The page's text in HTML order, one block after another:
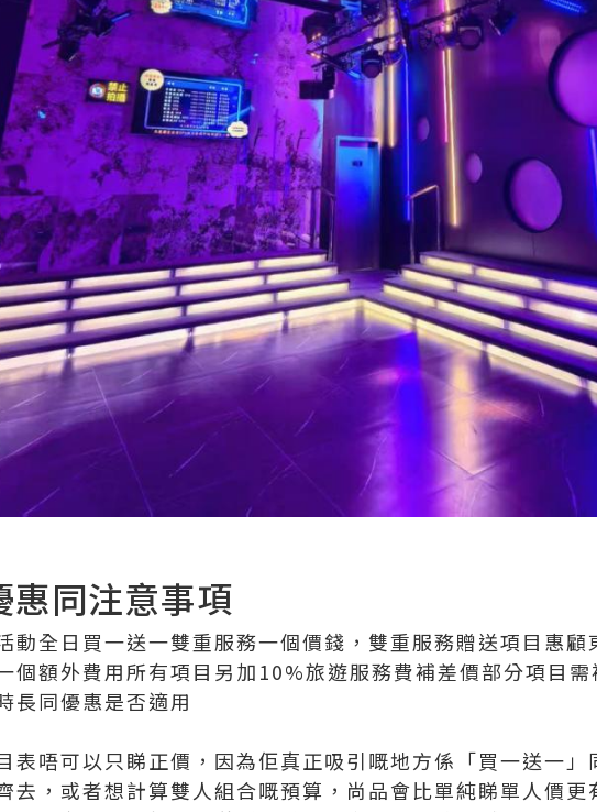
惠同注意事項
動全日買一送一雙重服務一個價錢，雙重服務贈送項目惠顧
個額外費用所有項目另加10%旅遊服務費補差價部分項目
長同優惠是否適用
表唔可以只睇正價，因為佢真正吸引嘅地方係「買一送一
去，或者想計算雙人組合嘅預算，尚品會比單純睇單人價更